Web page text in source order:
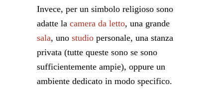
Invece, per un simbolo religioso sono
adatte la camera da letto, una grande
sala, uno studio personale, una stanza
privata (tutte queste sono se sono
sufficientemente ampie), oppure un
ambiente dedicato in modo specifico.